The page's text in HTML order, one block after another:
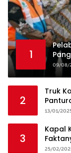
1
09/08/
2
Truk
13/01/
3
Kapal
25/02/